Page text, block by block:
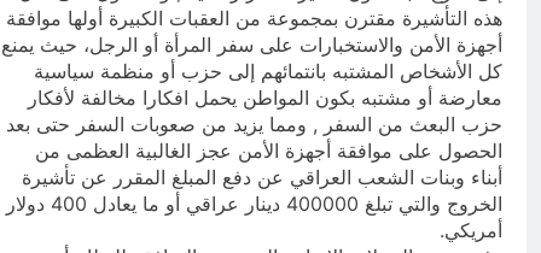
هذه التأشيرة مقترن بمجموعة من العقبات الكبيرة أولها موافقة
أجهزة الأمن والاستخبارات على سفر المرأة أو الرجل، حيث يمنع
كل الأشخاص المشتبه بانتمائهم إلى حزب أو منظمة سياسية
معارضة أو مشتبه بكون المواطن يحمل افكارا مخالفة لأفكار
حزب البعث من السفر , ومما يزيد من صعوبات السفر حتى بعد
الحصول على موافقة أجهزة الأمن عجز الغالبية العظمى من
أبناء وبنات الشعب العراقي عن دفع المبلغ المقرر عن تأشيرة
الخروج والتي تبلغ 400000 دينار عراقي أو ما يعادل 400 دولار
أمريكي.